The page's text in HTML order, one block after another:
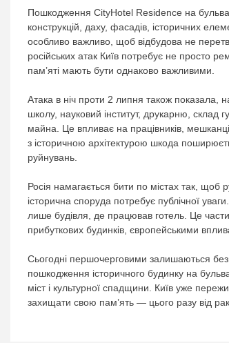
Пошкодження CityHotel Residence на
конструкцій, даху, фасадів, історичних
особливо важливо, щоб відбудова не
російських атак Київ потребує не просто
пам’яті мають бути однаково важливими.
Атака в ніч проти 2 липня також показала,
школу, науковий інститут, друкарню, склад
майна. Це впливає на працівників,
з історичною архітектурою шкода
руйнувань.
Росія намагається бити по містах так,
історична споруда потребує публічної
лише будівля, де працював готель. Це
прибуткових будинків, європейськими
Сьогодні першочерговими залишаються
пошкодження історичного будинку на
міст і культурної спадщини. Київ уже
захищати свою пам’ять — цього разу від